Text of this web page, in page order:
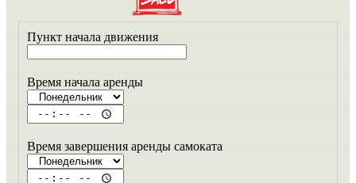
Пункт начала движения
Время начала аренды
Время завершения аренды самоката